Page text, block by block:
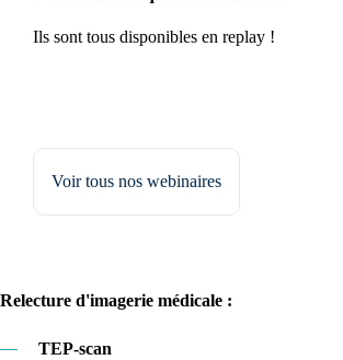
Ils sont tous disponibles en replay !
Voir tous nos webinaires
Relecture d'imagerie médicale :
—
TEP-scan